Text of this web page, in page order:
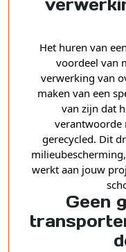
Het huren van
voordeel van
verwerking van
maken van een
van zijn dat
verantwoorde
gerecycled. Dit
werkt aan jouw
Geen